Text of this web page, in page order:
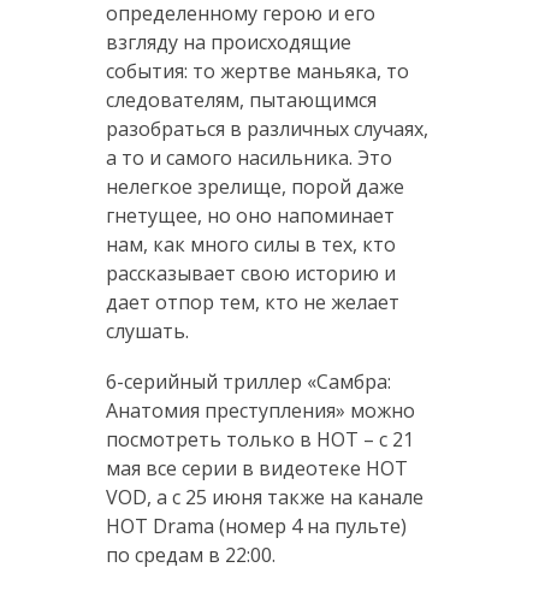
определенному герою и его
взгляду на происходящие
события: то жертве маньяка, то
следователям, пытающимся
разобраться в различных случаях,
а то и самого насильника. Это
нелегкое зрелище, порой даже
гнетущее, но оно напоминает
нам, как много силы в тех, кто
рассказывает свою историю и
дает отпор тем, кто не желает
слушать.
6-серийный триллер «Самбра:
Анатомия преступления» можно
посмотреть только в НОТ – с 21
мая все серии в видеотеке HOT
VOD, а с 25 июня также на канале
НОТ Drama (номер 4 на пульте)
по средам в 22:00.